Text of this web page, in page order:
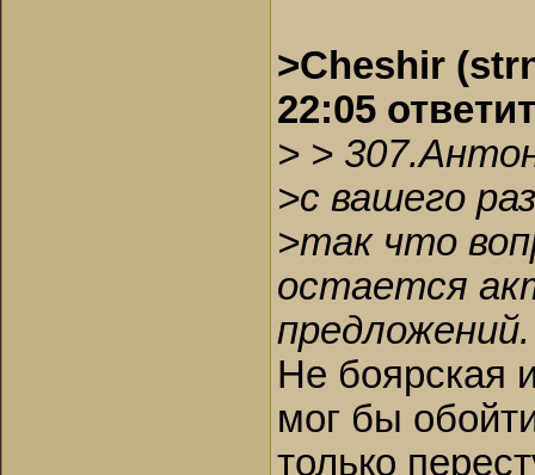
>Cheshir
22:05
> >
>с вашего
>так что
остается
предложений.
Не боярская
мог бы
только